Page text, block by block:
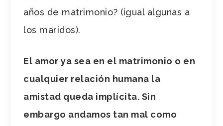
años de matrimonio? (igual algunas a
los maridos).
El amor ya sea en el matrimonio o en
cualquier relación humana la
amistad queda implícita. Sin
embargo andamos tan mal como